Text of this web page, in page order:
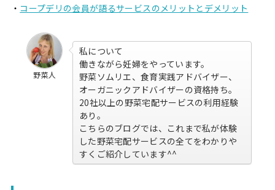
・ コープデリの会員が語るサービスのメリットとデメリット
野菜人
私について
働きながら妊婦をやっています。
野菜ソムリエ、食育実践アドバイザー、
オーガニックアドバイザーの資格持ち。
20社以上の野菜宅配サービスの利用経験
あり。
こちらのブログでは、これまで私が体験
した野菜宅配サービスの全てをわかりや
すくご紹介しています^^